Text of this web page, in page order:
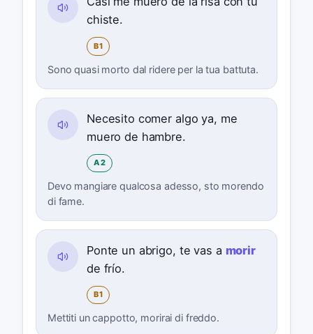
chiste.
B1
Sono quasi morto dal ridere per la tua battuta.
Necesito comer algo ya, me
muero de hambre.
A2
Devo mangiare qualcosa adesso, sto morendo
di fame.
Ponte un abrigo, te vas a morir
de frío.
B1
Mettiti un cappotto, morirai di freddo.